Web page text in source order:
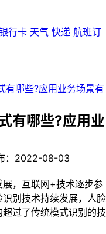
行卡 天气 快递 航班订
有哪些?应用业务场景有
有哪些?应用业
2022-08-03
，互联网+技术逐步参
别技术持续发展，人脸
过了传统模式识别的技